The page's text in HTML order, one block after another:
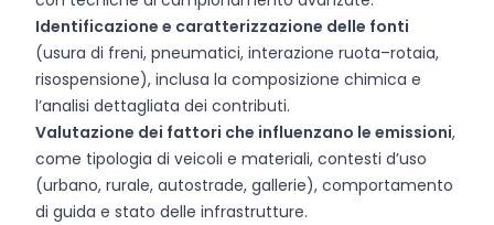
Identificazione e caratterizzazione delle fonti
(usura di freni, pneumatici, interazione ruota–rotaia,
risospensione), inclusa la composizione chimica e
l’analisi dettagliata dei contributi.
Valutazione dei fattori che influenzano le emissioni,
come tipologia di veicoli e materiali, contesti d’uso
(urbano, rurale, autostrade, gallerie), comportamento
di guida e stato delle infrastrutture.